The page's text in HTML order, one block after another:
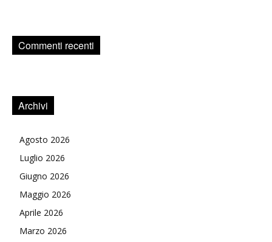
Commenti recenti
Archivi
Agosto 2026
Luglio 2026
Giugno 2026
Maggio 2026
Aprile 2026
Marzo 2026